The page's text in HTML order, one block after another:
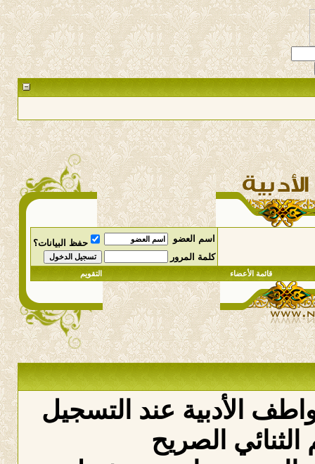
اسم العضو
حفظ البيانات؟
كلمة المرور
قائمة الأعضاء التقويم
الأدبية عند التسجيل
الصريح